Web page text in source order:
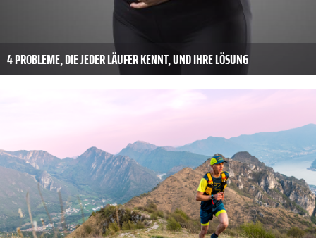
4 PROBLEME, DIE JEDER LÄUFER KENNT, UND IHRE LÖSUNG